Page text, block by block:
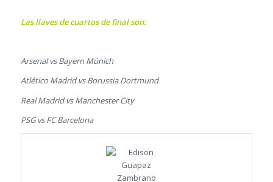
Las llaves de cuartos de final son:
Arsenal vs Bayern Múnich
Atlético Madrid vs Borussia Dortmund
Real Madrid vs Manchester City
PSG vs FC Barcelona